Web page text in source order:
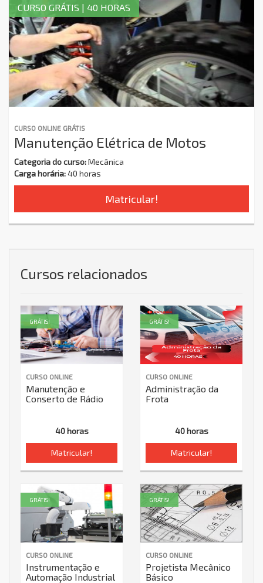
CURSO ONLINE GRÁTIS
Manutenção Elétrica de Motos
Categoria do curso:Mecânica
Carga horária:40 horas
Matricular!
CURSO GRÁTIS | 40 HORAS
Cursos relacionados
CURSO ONLINE
Manutenção e
Conserto de Rádio
40 horas
Matricular!
GRÁTIS!
CURSO ONLINE
Administração da
Frota
40 horas
Matricular!
GRÁTIS!
CURSO ONLINE
Instrumentação e
Automação Industrial
GRÁTIS!
CURSO ONLINE
Projetista Mecânico
Básico
GRÁTIS!